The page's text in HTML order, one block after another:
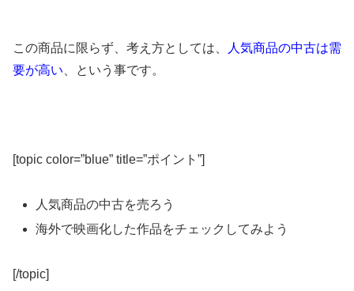
この商品に限らず、考え方としては、
人気商品の中古は需
要が高い 、という事です。
[topic color=”blue” title=”ポイント”]
人気商品の中古を売ろう
海外で映画化した作品をチェックしてみよう
[/topic]